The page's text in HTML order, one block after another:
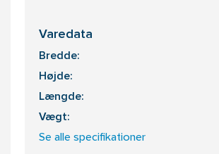
Varedata
Bredde:
Højde:
Længde:
Vægt:
Se alle specifikationer